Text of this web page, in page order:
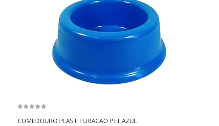
COMEDOURO PLAST. FURACAO PET AZUL